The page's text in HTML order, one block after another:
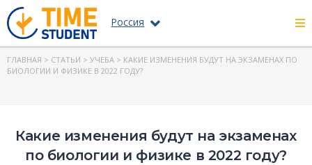
Россия
ГЛАВНАЯ > СТАТЬИ > УЧЕБА > КАКИЕ ИЗМЕНЕНИЯ БУДУТ НА ЭКЗАМЕНАХ ПО
БИОЛОГИИ И ФИЗИКЕ В 2022 ГОДУ?
Какие изменения будут на экзаменах
по биологии и физике в 2022 году?